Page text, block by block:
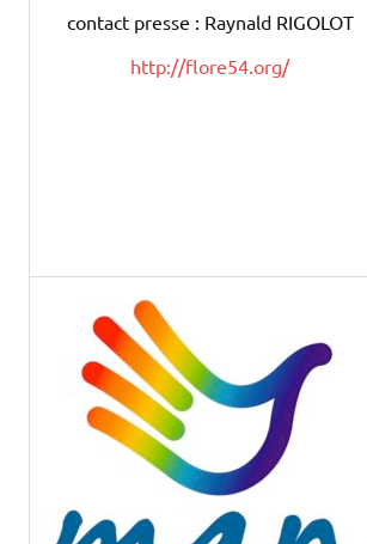
contact presse : Raynald RIGOLOT
http://flore54.org/